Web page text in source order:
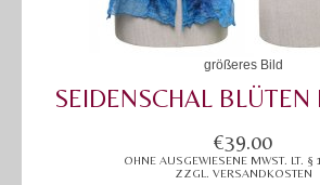
größeres Bild
SEIDENSCHAL BLÜTEN
€39.00
OHNE AUSGEWIESENE MWST. LT. §
ZZGL. VERSANDKOSTEN